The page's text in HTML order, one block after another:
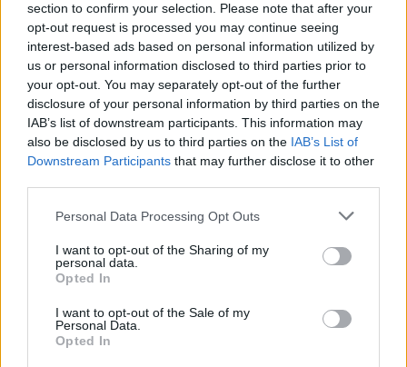
section to confirm your selection. Please note that after your
opt-out request is processed you may continue seeing
interest-based ads based on personal information utilized by
us or personal information disclosed to third parties prior to
your opt-out. You may separately opt-out of the further
disclosure of your personal information by third parties on the
IAB’s list of downstream participants. This information may
also be disclosed by us to third parties on the IAB’s List of
Downstream Participants that may further disclose it to other
Personal Data Processing Opt Outs
I want to opt-out of the Sharing of my
personal data.
Opted In
I want to opt-out of the Sale of my
Personal Data.
Opted In
Věk: 66
Kontakt
Napsat uživateli vzkaz
Informace o profilu a chatu
Online: Není nikde online
Prochatováno: 0.00 hod.
Líbí se:0
Oblibené místnosti
Sledované diskuze